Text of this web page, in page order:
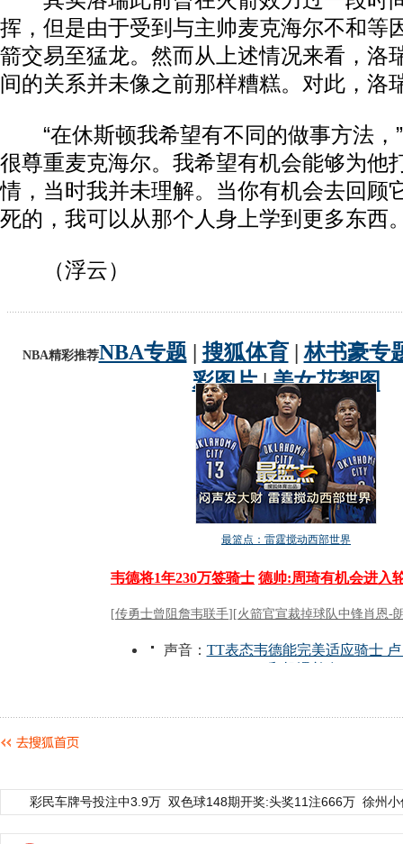
挥，但是由于受到与主帅麦克海尔不和等
箭交易至猛龙。然而从上述情况来看，洛
间的关系并未像之前那样糟糕。对此，洛
“在休斯顿我希望有不同的做事方法，”
很尊重麦克海尔。我希望有机会能够为他
情，当时我并未理解。当你有机会去回顾
死的，我可以从那个人身上学到更多东西。
（浮云）
彩民车牌号投注中3.9万 双色球148期开奖:头奖11注666万 徐州